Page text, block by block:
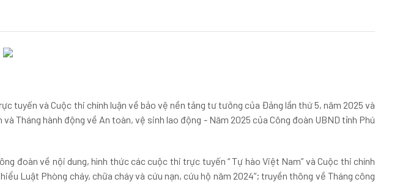
tuyến và Cuộc thi chính luận về bảo vệ nền tảng tư tưởng của Đảng lần thứ 5, năm 2025 và
Tháng hành động về An toàn, vệ sinh lao động - Năm 2025 của Công đoàn UBND tỉnh Phú
đoàn về nội dung, hình thức các cuộc thi trực tuyến “ Tự hào Việt Nam” và Cuộc thi chính
Luật Phòng cháy, chữa cháy và cứu nạn, cứu hộ năm 2024”; truyền thông về Tháng công